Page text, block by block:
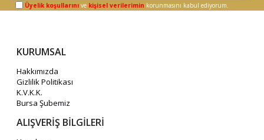
Üyelik koşullarını ve kişisel verilerimin korunmasını kabul ediyorum.
KURUMSAL
Hakkımızda
Gizlilik Politikası
K.V.K.K.
Bursa Şubemiz
ALIŞVERİŞ BİLGİLERİ